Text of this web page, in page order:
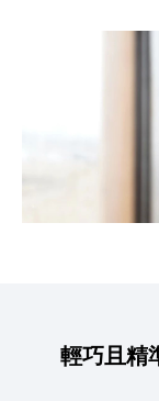
輕巧且精